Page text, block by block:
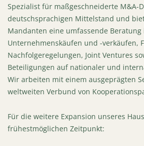
Spezialist für maßgeschneiderte M&A-
deutschsprachigen Mittelstand und
Mandanten eine umfassende Beratung
Unternehmenskäufen und -verkäufen,
Nachfolgeregelungen, Joint Ventures
Beteiligungen auf nationaler und
Wir arbeiten mit einem ausgeprägten
weltweiten Verbund von
Für die weitere Expansion unseres
frühestmöglichen Zeitpunkt: